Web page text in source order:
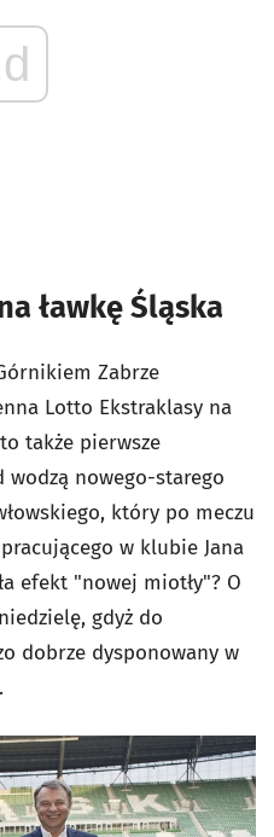
ławkę Śląska
Zabrze
Lotto Ekstraklasy na
także pierwsze
nowego-starego
który po meczu
w klubie Jana
efekt "nowej miotły"? O
gdyż do
dobrze dysponowany w